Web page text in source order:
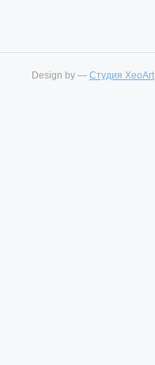
Design by — Студия XeoArt